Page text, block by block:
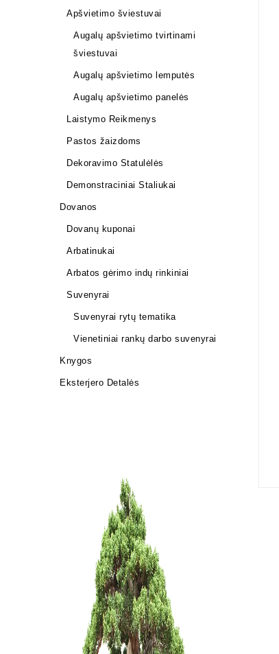
Apšvietimo šviestuvai
Augalų apšvietimo tvirtinami
šviestuvai
Augalų apšvietimo lemputės
Augalų apšvietimo panelės
Laistymo Reikmenys
Pastos žaizdoms
Dekoravimo Statulėlės
Demonstraciniai Staliukai
Dovanos
Dovanų kuponai
Arbatinukai
Arbatos gėrimo indų rinkiniai
Suvenyrai
Suvenyrai rytų tematika
Vienetiniai rankų darbo suvenyrai
Knygos
Eksterjero Detalės